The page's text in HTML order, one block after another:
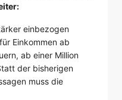
einbezogen
Einkommen ab
ab einer Million
der bisherigen
muss die